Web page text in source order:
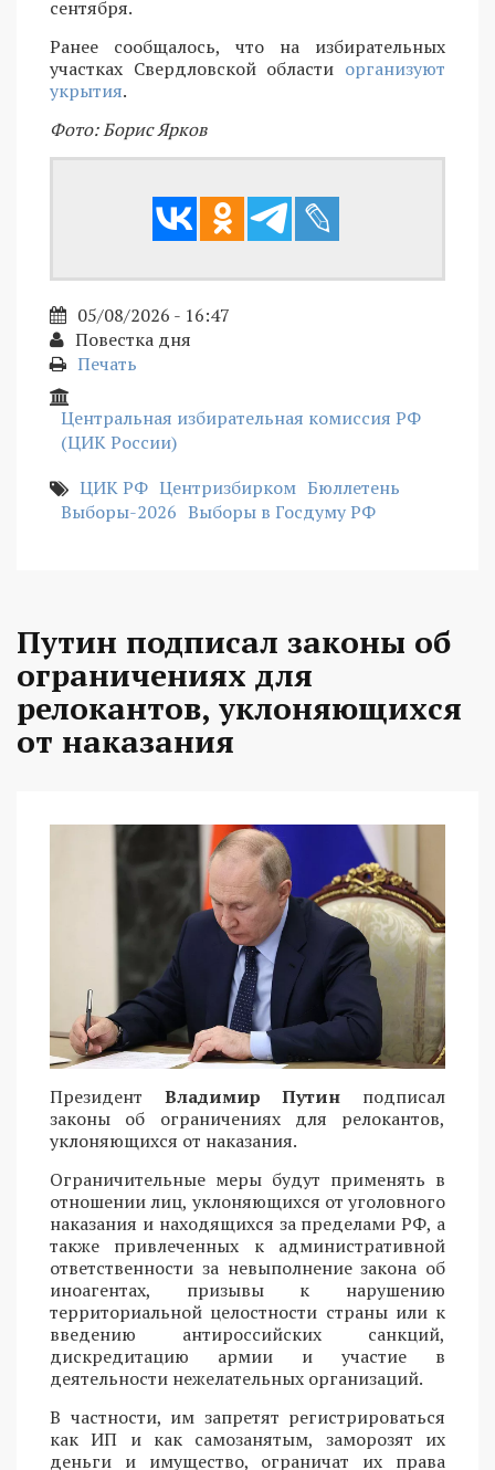
сентября.
Ранее сообщалось, что на избирательных
участках Свердловской области организуют
укрытия.
Фото: Борис Ярков
05/08/2026 - 16:47
Повестка дня
Печать
Центральная избирательная комиссия РФ
(ЦИК России)
ЦИК РФ Центризбирком Бюллетень
Выборы-2026 Выборы в Госдуму РФ
Путин подписал законы об
ограничениях для
релокантов, уклоняющихся
от наказания
Президент Владимир Путин подписал
законы об ограничениях для релокантов,
уклоняющихся от наказания.
Ограничительные меры будут применять в
отношении лиц, уклоняющихся от уголовного
наказания и находящихся за пределами РФ, а
также привлеченных к административной
ответственности за невыполнение закона об
иноагентах, призывы к нарушению
территориальной целостности страны или к
введению антироссийских санкций,
дискредитацию армии и участие в
деятельности нежелательных организаций.
В частности, им запретят регистрироваться
как ИП и как самозанятым, заморозят их
деньги и имущество, ограничат их права